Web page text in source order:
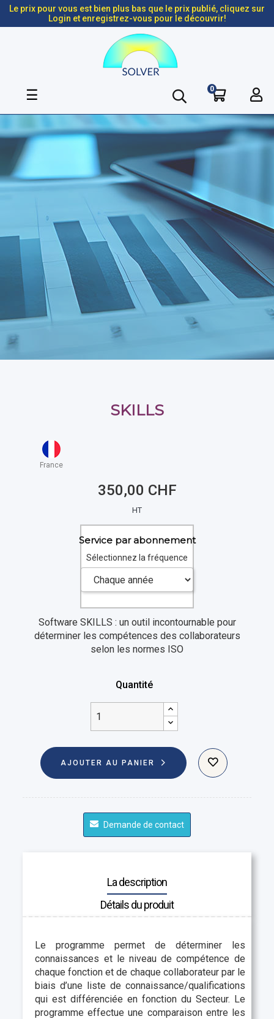
Le prix pour vous est bien plus bas que le prix publié, cliquez sur
Login et enregistrez-vous pour le découvrir!
Basculer
navigation
☰ 0
SKILLS
France
350,00 CHF
HT
Service par abonnement
Sélectionnez la fréquence
Software SKILLS : un outil incontournable pour
déterminer les compétences des collaborateurs
selon les normes ISO
Quantité
AJOUTER AU PANIER
Demande de contact
La description
Détails du produit
Le programme permet de déterminer les
connaissances et le niveau de compétence de
chaque fonction et de chaque collaborateur par le
biais d’une liste de connaissance/qualifications
qui est différenciée en fonction du Secteur. Le
programme effectue une comparaison entre les